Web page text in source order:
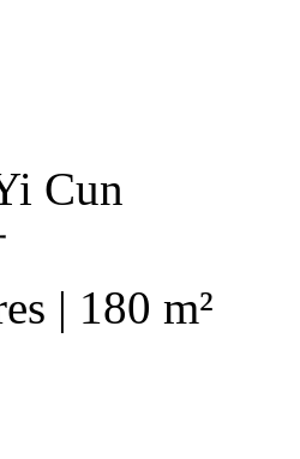
Cun
| 180 m²